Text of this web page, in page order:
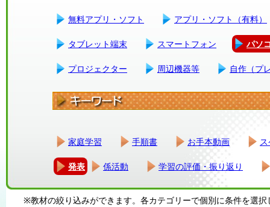
無料アプリ・ソフト アプリ・ソフト（有料）
タブレット端末 スマートフォン パソ
プロジェクター 周辺機器等 自作（プ
家庭学習 手順書 お手本動画
発表 係活動 学習の評価・振り返り
※教材の絞り込みができます。各カテゴリーで個別に条件を選択